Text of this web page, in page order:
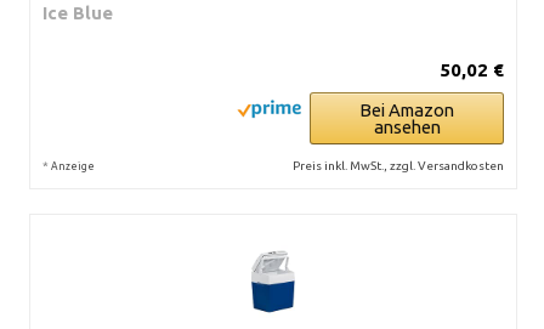
Ice Blue
50,02 €
Bei Amazon
ansehen
* Anzeige Preis inkl. MwSt., zzgl. Versandkosten